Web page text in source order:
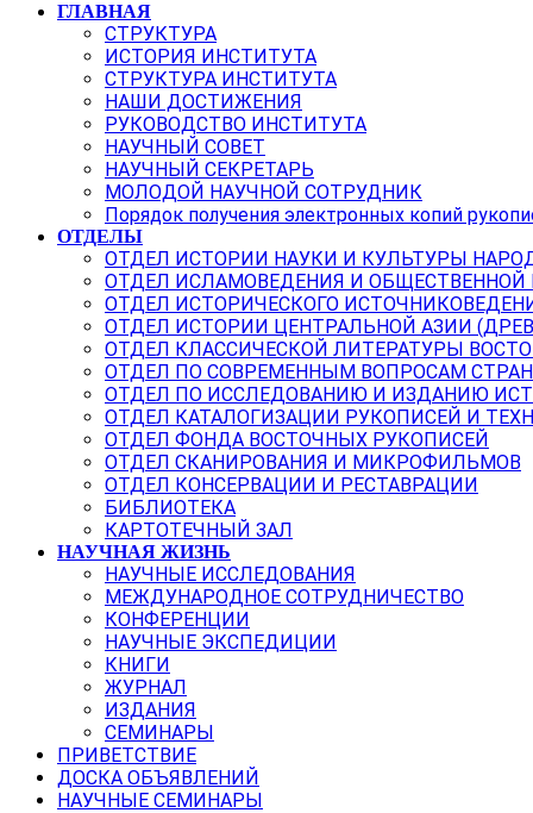
ГЛАВНАЯ
СТРУКТУРА
ИСТОРИЯ ИНСТИТУТА
СТРУКТУРА ИНСТИТУТА
НАШИ ДОСТИЖЕНИЯ
РУКОВОДСТВО ИНСТИТУТА
НАУЧНЫЙ СОВЕТ
НАУЧНЫЙ СЕКРЕТАРЬ
МОЛОДОЙ НАУЧНОЙ СОТРУДНИК
Порядок получения электронных копий
ОТДЕЛЫ
ОТДЕЛ ИСТОРИИ НАУКИ И КУЛЬТУРЫ
ОТДЕЛ ИСЛАМОВЕДЕНИЯ И
ОТДЕЛ ИСТОРИЧЕСКОГО
ОТДЕЛ ИСТОРИИ ЦЕНТРАЛЬНОЙ АЗИИ
ОТДЕЛ КЛАССИЧЕСКОЙ ЛИТЕРАТУРЫ
ОТДЕЛ ПО СОВРЕМЕННЫМ ВОПРОСАМ
ОТДЕЛ ПО ИССЛЕДОВАНИЮ И ИЗДАНИЮ
ОТДЕЛ КАТАЛОГИЗАЦИИ РУКОПИСЕЙ И
ОТДЕЛ ФОНДА ВОСТОЧНЫХ РУКОПИСЕЙ
ОТДЕЛ СКАНИРОВАНИЯ И МИКРОФИЛЬМОВ
ОТДЕЛ КОНСЕРВАЦИИ И РЕСТАВРАЦИИ
БИБЛИОТЕКА
КАРТОТЕЧНЫЙ ЗАЛ
НАУЧНАЯ ЖИЗНЬ
НАУЧНЫЕ ИССЛЕДОВАНИЯ
МЕЖДУНАРОДНОЕ СОТРУДНИЧЕСТВО
КОНФЕРЕНЦИИ
НАУЧНЫЕ ЭКСПЕДИЦИИ
КНИГИ
ЖУРНАЛ
ИЗДАНИЯ
СЕМИНАРЫ
ПРИВЕТСТВИЕ
ДОСКА ОБЪЯВЛЕНИЙ
НАУЧНЫЕ СЕМИНАРЫ